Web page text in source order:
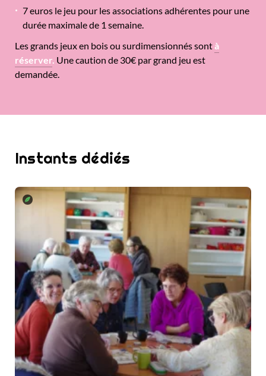
7 euros le jeu pour les associations adhérentes pour une
durée maximale de 1 semaine.
Les grands jeux en bois ou surdimensionnés sontà
réserver. Une caution de 30€ par grand jeu est
demandée.
Instants dédiés